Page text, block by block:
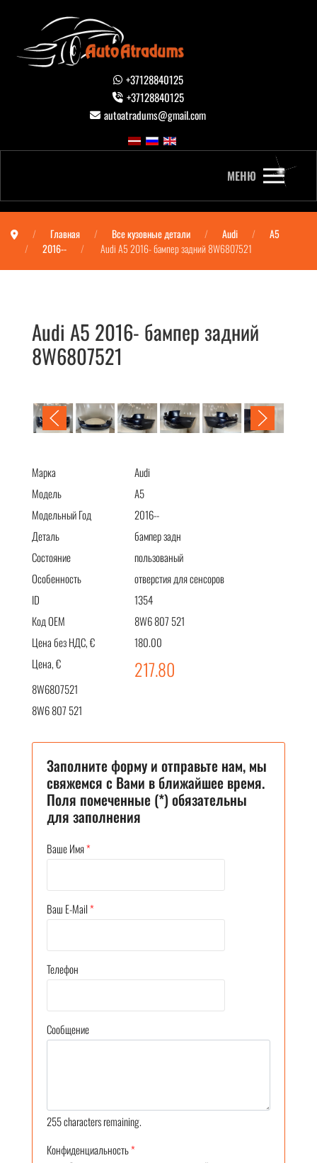
+37128840125
+37128840125
autoatradums@gmail.com
МЕНЮ
Главная Все кузовные детали Audi
A5
2016--
Audi A5 2016- бампер задний 8W6807521
Audi A5 2016- бампер задний
8W6807521
Марка
Audi
Модель
A5
Модельный Год
2016--
Деталь
бампер задн
Состояние
пользованый
Особенность
отверстия для сенсоров
ID
1354
Код OEM
8W6 807 521
Цена без НДС, €
180.00
Цена, €
217.80
8W6807521
8W6 807 521
Заполните форму и отправьте нам, мы
свяжемся с Вами в ближайшее время.
Поля помеченные (*) обязательны
для заполнения
Ваше Имя*
Ваш E-Mail*
Телефон
Сообщение
255characters remaining.
Конфиденциальность*